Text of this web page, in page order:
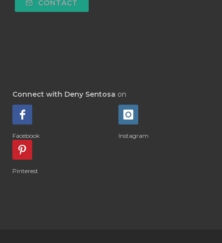
#DETOKS
#DIAPERCREAM
#DIARRHOEA
#DIET
#diffuse
#DIFFUSER
CONTACT
Connect with Deny Sentosa on
Facebook Instagram
Pinterest